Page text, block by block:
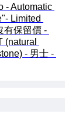
- Automatic
Limited
有保留價 -
(natural
- 男士 -